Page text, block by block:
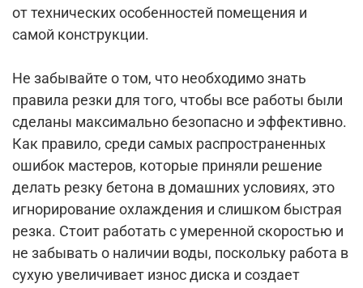
от технических особенностей помещения и
самой конструкции.
Не забывайте о том, что необходимо знать
правила резки для того, чтобы все работы были
сделаны максимально безопасно и эффективно.
Как правило, среди самых распространенных
ошибок мастеров, которые приняли решение
делать резку бетона в домашних условиях, это
игнорирование охлаждения и слишком быстрая
резка. Стоит работать с умеренной скоростью и
не забывать о наличии воды, поскольку работа в
сухую увеличивает износ диска и создает